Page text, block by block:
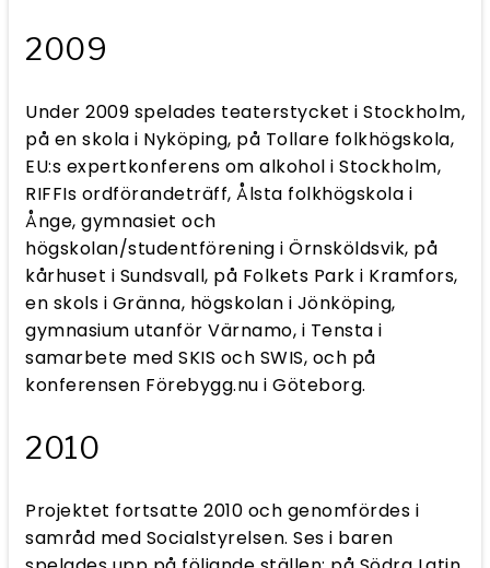
2009
Under 2009 spelades teaterstycket i Stockholm,
på en skola i Nyköping, på Tollare folkhögskola,
EU:s expertkonferens om alkohol i Stockholm,
RIFFIs ordförandeträff, Ålsta folkhögskola i
Ånge, gymnasiet och
högskolan/studentförening i Örnsköldsvik, på
kårhuset i Sundsvall, på Folkets Park i Kramfors,
en skols i Gränna, högskolan i Jönköping,
gymnasium utanför Värnamo, i Tensta i
samarbete med SKIS och SWIS, och på
konferensen Förebygg.nu i Göteborg.
2010
Projektet fortsatte 2010 och genomfördes i
samråd med Socialstyrelsen. Ses i baren